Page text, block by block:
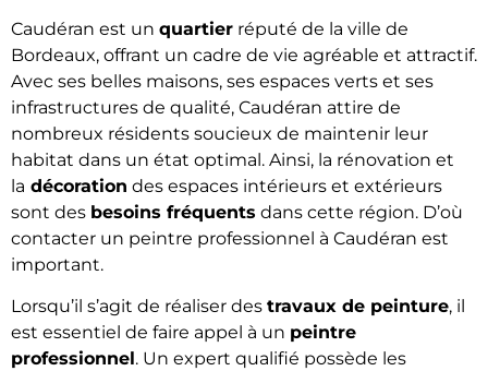
Caudéran est un quartier réputé de la ville de
Bordeaux, offrant un cadre de vie agréable et attractif.
Avec ses belles maisons, ses espaces verts et ses
infrastructures de qualité, Caudéran attire de
nombreux résidents soucieux de maintenir leur
habitat dans un état optimal. Ainsi, la rénovation et
la décoration des espaces intérieurs et extérieurs
sont des besoins fréquents dans cette région. D’où
contacter un peintre professionnel à Caudéran est
important.
Lorsqu’il s’agit de réaliser des travaux de peinture, il
est essentiel de faire appel à un peintre
professionnel. Un expert qualifié possède les